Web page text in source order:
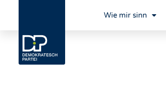
Wie mir sinn